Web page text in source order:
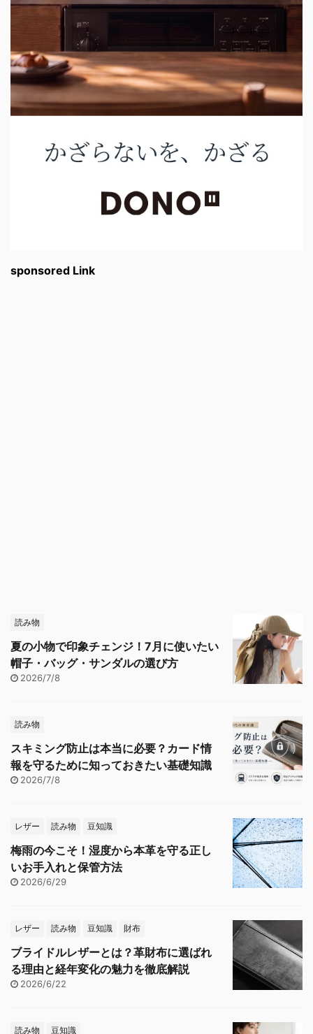
sponsored Link
読み物
夏の小物で印象チェンジ！7月に使いたい
帽子・バッグ・サンダルの選び方
2026/7/8
読み物
スキミング防止は本当に必要？カード情
報を守るために知っておきたい基礎知識
2026/7/8
レザー 読み物 豆知識
梅雨の今こそ！湿度から本革を守る正し
いお手入れと保管方法
2026/6/29
レザー 読み物 豆知識 財布
ブライドルレザーとは？革財布に選ばれ
る理由と経年変化の魅力を徹底解説
2026/6/22
読み物 豆知識